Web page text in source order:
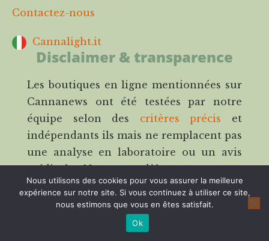
Contactez-nous
Cannalight.it
Disclaimer & transparence
Les boutiques en ligne mentionnées sur
Cannanews ont été testées par notre
équipe selon des critères précis et
indépendants ils mais ne remplacent pas
une analyse en laboratoire ou un avis
médical. Notre modèle repose sur
l’affiliation : cela signifie que nous
pouvons percevoir une commission si
vous passez commande via nos liens,
Nous utilisons des cookies pour vous assurer la meilleure
expérience sur notre site. Si vous continuez à utiliser ce site,
nous estimons que vous en êtes satisfait.
Ok